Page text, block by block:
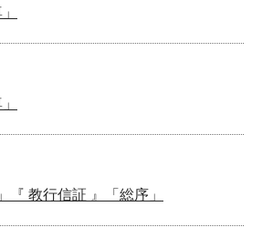
『 教行信証 』「総序」